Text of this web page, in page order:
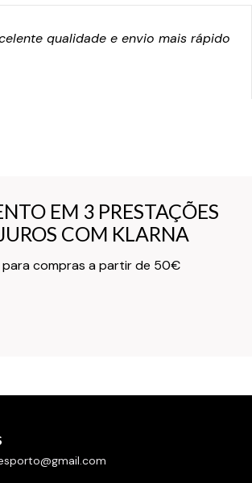
qualidade e envio mais rápido
EM 3 PRESTAÇÕES
COM KLARNA
para compras a partir de 50€
EM 3 PRESTAÇÕES
COM KLARNA
Verso do Cartão de Informação